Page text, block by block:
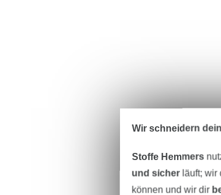
Wir schneidern
Stoffe Hemmers
und sicherläuft; wir
können und wir dir